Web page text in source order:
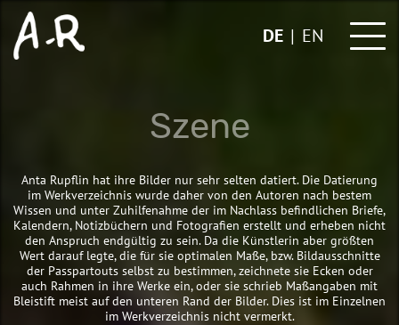
Skip
content
DE EN
Szene
Anta Rupflin hat ihre Bilder nur sehr selten datiert. Die Datierung
im Werkverzeichnis wurde daher von den Autoren nach bestem
Wissen und unter Zuhilfenahme der im Nachlass befindlichen Briefe,
Kalendern, Notizbüchern und Fotografien erstellt und erheben nicht
den Anspruch endgültig zu sein. Da die Künstlerin aber größten
Wert darauf legte, die für sie optimalen Maße, bzw. Bildausschnitte
der Passpartouts selbst zu bestimmen, zeichnete sie Ecken oder
auch Rahmen in ihre Werke ein, oder sie schrieb Maßangaben mit
Bleistift meist auf den unteren Rand der Bilder. Dies ist im Einzelnen
im Werkverzeichnis nicht vermerkt.